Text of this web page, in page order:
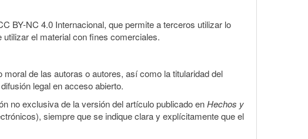
BY-NC 4.0 Internacional, que permite a terceros utilizar lo
el material con fines comerciales.
de las autoras o autores, así como la titularidad del
legal en acceso abierto.
no exclusiva de la versión del artículo publicado enHechos y
siempre que se indique clara y explícitamente que el